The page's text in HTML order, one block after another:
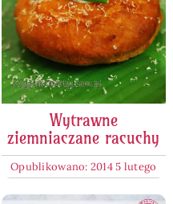
Wytrawne
ziemniaczane racuchy
Opublikowano: 2014 5 lutego